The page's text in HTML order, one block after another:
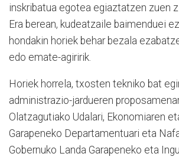
inskribatua egotea egiaztatzen zuen
Era berean, kudeatzaile baimenduei
hondakin horiek behar bezala
edo emate-agiririk.
Horiek horrela, txosten tekniko bat
administrazio-jardueren
Olatzagutiako Udalari, Ekonomiaren
Garapeneko Departamentuari eta
Gobernuko Landa Garapeneko eta